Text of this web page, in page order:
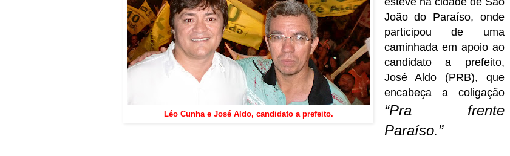
Léo Cunha e José Aldo, candidato a prefeito.
João do Paraíso, onde
participou de uma
caminhada em apoio ao
candidato a prefeito,
José Aldo (PRB), que
encabeça a coligação
“Pra frente
Paraíso.”